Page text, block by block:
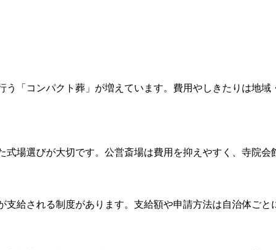
「コンパクト葬」が増えています。費用やしきたりは地
場選びが大切です。公営斎場は費用を抑えやすく、寺院会
給される制度があります。支給額や申請方法は自治体ごと